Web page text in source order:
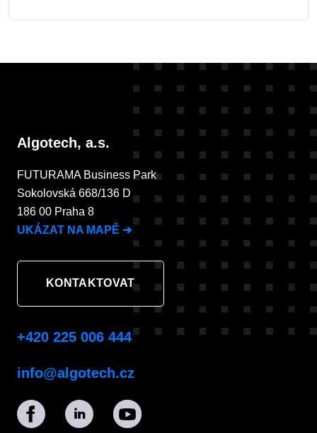
Algotech, a.s.
FUTURAMA Business Park
Sokolovská 668/136 D
186 00 Praha 8
UKÁZAT NA MAPĚ ➔
KONTAKTOVAT
+420 225 006 444
info@algotech.cz